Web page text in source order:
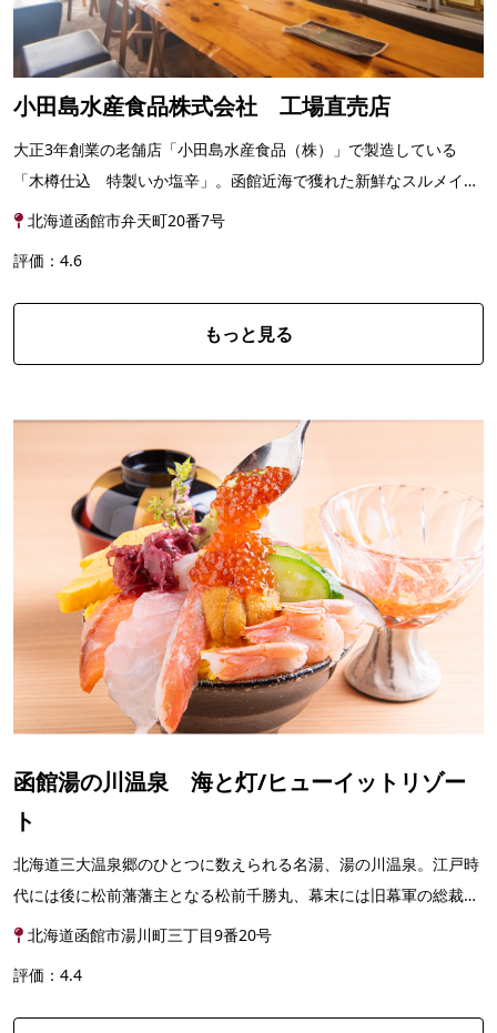
小田島水産食品株式会社 工場直売店
大正3年創業の老舗店「小田島水産食品（株）」で製造している
「木樽仕込 特製いか塩辛」。函館近海で獲れた新鮮なスルメイカ
を使用し、昔ながらの秋田杉の木樽を使った製法にこだわ...
北海道函館市弁天町20番7号
評価：4.6
もっと見る
函館湯の川温泉 海と灯/ヒューイットリゾー
ト
北海道三大温泉郷のひとつに数えられる名湯、湯の川温泉。江戸時
代には後に松前藩藩主となる松前千勝丸、幕末には旧幕軍の総裁で
ある榎本武揚も湯浴みをしたと言われるこの名湯を持つ...
北海道函館市湯川町三丁目9番20号
評価：4.4